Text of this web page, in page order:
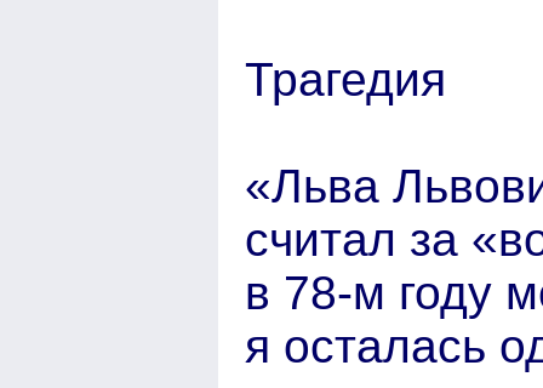
Трагедия
«Льва
считал за
в 78-м году
я осталась